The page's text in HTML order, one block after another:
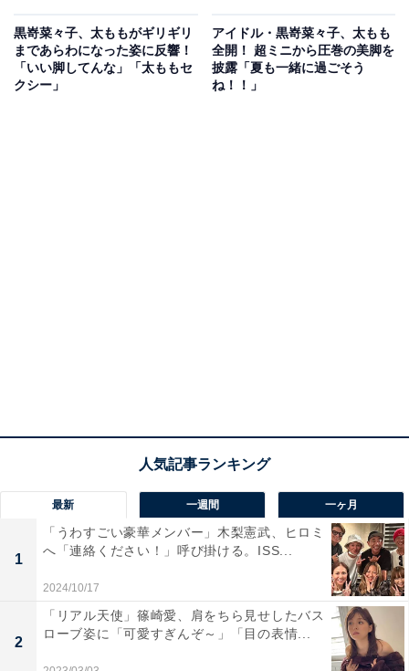
黒嵜菜々子、太ももがギリギリ
まであらわになった姿に反響！
「いい脚してんな」「太ももセ
クシー」
アイドル・黒嵜菜々子、太もも
全開！ 超ミニから圧巻の美脚を
披露「夏も一緒に過ごそう
ね！！」
最新 一週間 一ヶ月
1
「うわすごい豪華メンバー」木梨憲武、ヒロミ
へ「連絡ください！」呼び掛ける。ISS...
2024/10/17
2
「リアル天使」篠崎愛、肩をちら見せしたバス
ローブ姿に「可愛すぎんぞ～」「目の表情...